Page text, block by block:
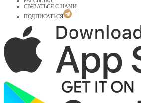
СВЯЗАТЬСЯ С НАМИ
ПОДПИСАТЬСЯ